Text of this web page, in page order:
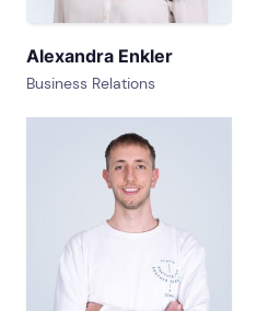
Alexandra Enkler
Business Relations